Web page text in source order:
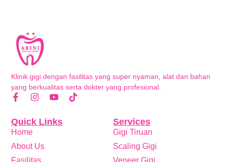
Klinik gigi dengan fasilitas yang super nyaman, alat dan bahan
yang berkualitas serta dokter yang profesional.
Services
Gigi Tiruan
Scaling Gigi
Quick Links
Home
About Us